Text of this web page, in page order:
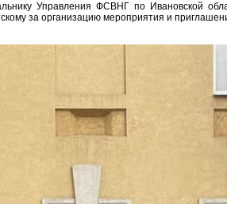
Управления ФСВНГ по Ивановской
за организацию мероприятия и